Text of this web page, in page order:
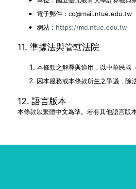
電子郵件：cc@mail.ntue.edu.tw
網站： https://md.ntue.edu.tw
11. 準據法與管轄法院
本條款之解釋與適用，以中華民國
因本服務或本條款所生之爭議，除
12. 語言版本
本條款以繁體中文為準。若有其他語言版